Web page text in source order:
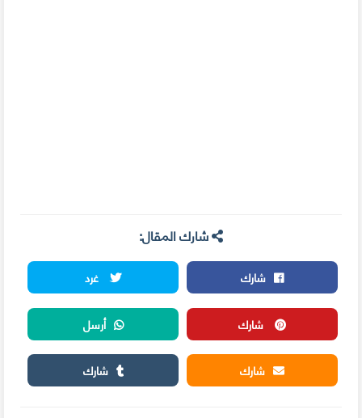
شارك المقال:
شارك
غرد
شارك
أرسل
شارك
شارك